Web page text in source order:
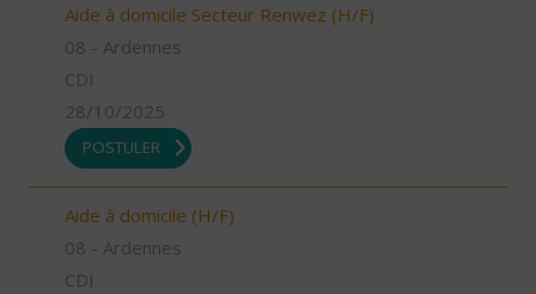
Aide à domicile Secteur Renwez (H/F)
08 - Ardennes
CDI
28/10/2025
POSTULER
Aide à domicile (H/F)
08 - Ardennes
CDI